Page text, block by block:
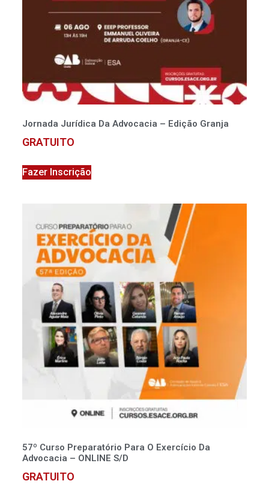
Jornada Jurídica Da Advocacia – Edição Granja
GRATUITO
Fazer Inscrição
57º Curso Preparatório Para O Exercício Da
Advocacia – ONLINE S/D
GRATUITO